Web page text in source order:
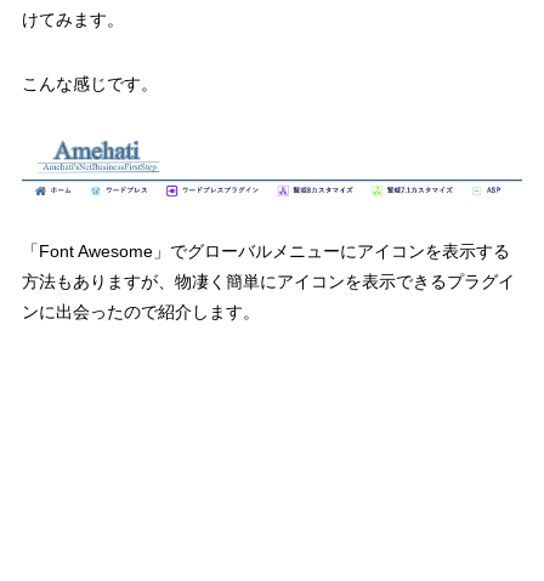
けてみます。
こんな感じです。
「Font Awesome」でグローバルメニューにアイコンを表示する
方法もありますが、物凄く簡単にアイコンを表示できるプラグイ
ンに出会ったので紹介します。